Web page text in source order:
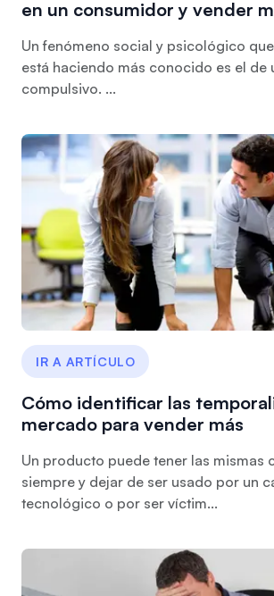
en un consumidor y vender
Un fenómeno social y psicológico
está haciendo más conocido es el de
compulsivo. ...
IR A ARTÍCULO
Cómo identificar las
mercado para vender más
Un producto puede tener las mismas
siempre y dejar de ser usado por un
tecnológico o por ser víctim...